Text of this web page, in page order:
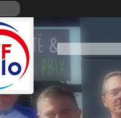
des cookies